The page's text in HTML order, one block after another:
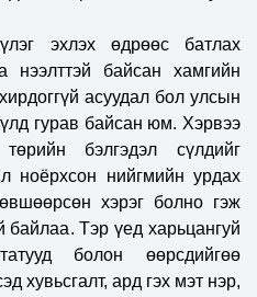
эхлэх өдрөөс батлах
нээлттэй байсан хамгийн
асуудал бол улсын
гурав байсан юм. Хэрвээ
бэлгэдэл сүлдийг
ноёрхсон нийгмийн урдах
хэрэг болно гэж
байлаа. Тэр үед харьцангуй
болон өөрсдийгөө
хувьсгалт, ард гэх мэт нэр,